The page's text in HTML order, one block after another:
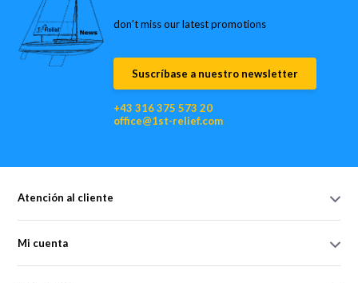
don’t miss our latest promotions
Suscríbase a nuestro newsletter
+43 316 375 573 20
office@1st-relief.com
Atención al cliente
Mi cuenta